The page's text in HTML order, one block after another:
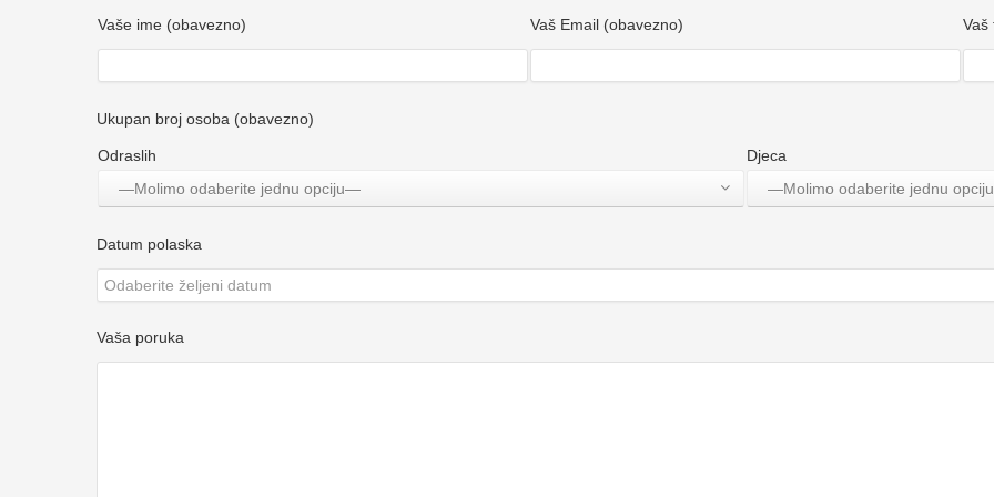
Vaše ime (obavezno) Vaš Email (obavezno) Vaš
Ukupan broj osoba (obavezno)
Odraslih
—Molimo odaberite jednu opciju—
Djeca
—Molimo odaberite jednu
Datum polaska
Vaša poruka